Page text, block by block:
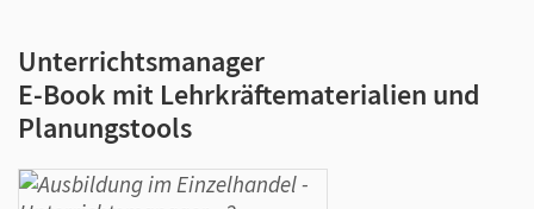
Unterrichtsmanager
E-Book mit Lehrkräftematerialien und
Planungstools